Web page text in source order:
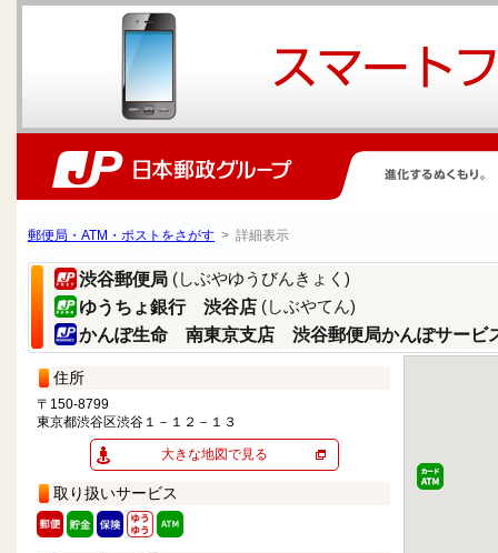
郵便局・ATM・ポストをさがす > 詳細表示
渋谷郵便局 (しぶやゆうびんきょく)
ゆうちょ銀行 渋谷店 (しぶやてん)
かんぽ生命 南東京支店 渋谷郵便局かんぽサービ
住所
〒150-8799
東京都渋谷区渋谷１－１２－１３
大きな地図で見る
取り扱いサービス